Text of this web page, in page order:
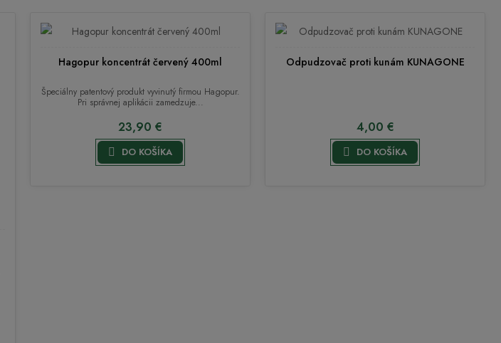
Hagopur koncentrát červený 400ml
Špeciálny patentový produkt vyvinutý firmou Hagopur.
Pri správnej aplikácii zamedzuje...
23,90 €

DO KOŠÍKA
Odpudzovač proti kunám KUNAGONE
4,00 €

DO KOŠÍKA